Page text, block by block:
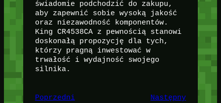
świadomie podchodzić do zakupu,
aby zapewnić sobie wysoką jakość
oraz niezawodność komponentów.
King CR4538CA z pewnością stanowi
doskonałą propozycję dla tych,
którzy pragną inwestować w
trwałość i wydajność swojego
silnika.
Poprzedni Następny